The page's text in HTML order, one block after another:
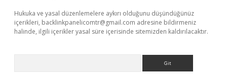
Hukuka ve yasal düzenlemelere aykırı olduğunu düşündüğünüz
içerikleri, backlinkpanelicomtr@gmail.com adresine bildirmeniz
halinde, ilgili içerikler yasal süre içerisinde sitemizden kaldırılacaktır.